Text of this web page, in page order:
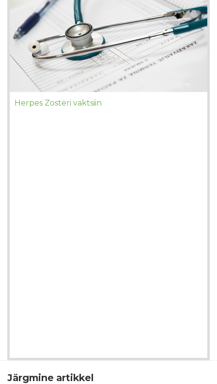
Herpes Zosteri vaktsiin
Järgmine artikkel